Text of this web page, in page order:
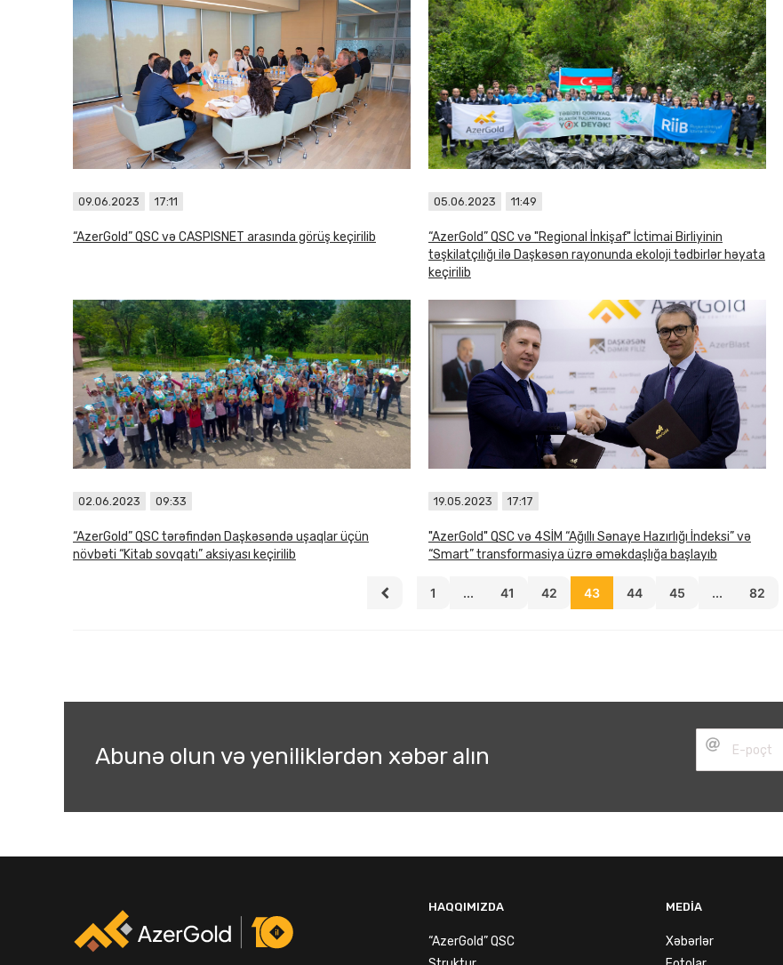
09.06.2023 17:11
“AzerGold” QSC və CASPISNET arasında görüş keçirilib
05.06.2023 11:49
“AzerGold” QSC və "Regional İnkişaf" İctimai Birliyinin
təşkilatçılığı ilə Daşkəsən rayonunda ekoloji tədbirlər həyata
keçirilib
02.06.2023 09:33
“AzerGold” QSC tərəfindən Daşkəsəndə uşaqlar üçün
növbəti “Kitab sovqatı” aksiyası keçirilib
19.05.2023 17:17
"AzerGold" QSC və 4SİM “Ağıllı Sənaye Hazırlığı İndeksi” və
“Smart” transformasiya üzrə əməkdaşlığa başlayıb
1 ... 41 42 43 44 45 ... 82
Abunə olun və yeniliklərdən xəbər alın
HAQQIMIZDA
“AzerGold” QSC
MEDIA
Xəbərlər